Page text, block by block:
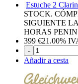
Estuche 2
STOCK.
SIGUIENTE
HORAS
399 €21.00%
-
Añadir a cesta